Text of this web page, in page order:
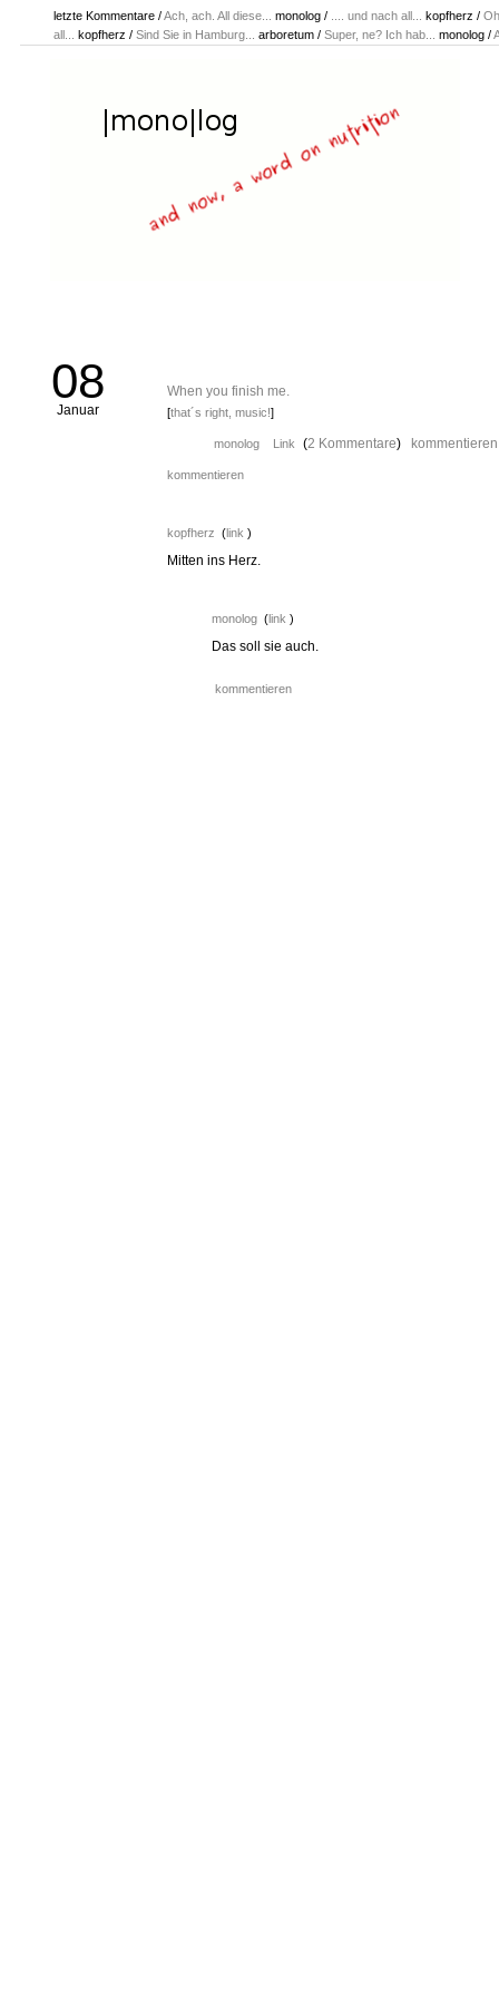
letzte Kommentare /Ach, ach. All diese... monolog / .... und nach all... kopfherz /
all...
kopfherz / Sind Sie in Hamburg... arboretum / Super, ne? Ich hab... monolog /
08
Januar
When you finish me.
[that´s right, music!]
monolog Link (2 Kommentare) kommentieren
kommentieren
kopfherz (link )
Mitten ins Herz.
monolog (link )
Das soll sie auch.
kommentieren